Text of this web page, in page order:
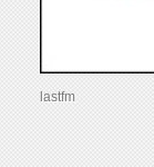
lastfm